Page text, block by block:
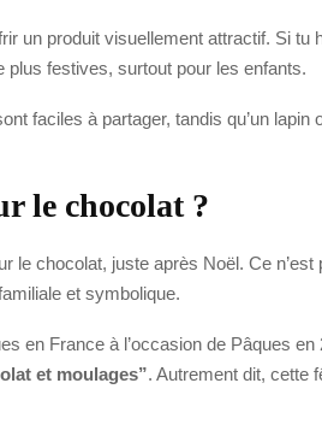
un produit visuellement attractif. Si
festives, surtout pour les enfants.
faciles à partager, tandis qu’un
le chocolat ?
le chocolat, juste après Noël. Ce
et symbolique.
en France à l’occasion de Pâques
et moulages”. Autrement dit, cette